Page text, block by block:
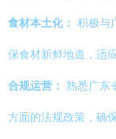
食材本土化： 积极与
保食材新鲜地道，适
合规运营： 熟悉广东
方面的法规政策，确